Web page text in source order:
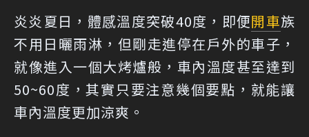
炎炎夏日，體感溫度突破40度，即便開車族
不用日曬雨淋，但剛走進停在戶外的車子，
就像進入一個大烤爐般，車內溫度甚至達到
50~60度，其實只要注意幾個要點，就能讓
車內溫度更加涼爽。